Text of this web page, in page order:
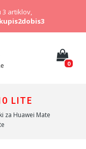
3 artiklov,
0
LITE
za Huawei Mate